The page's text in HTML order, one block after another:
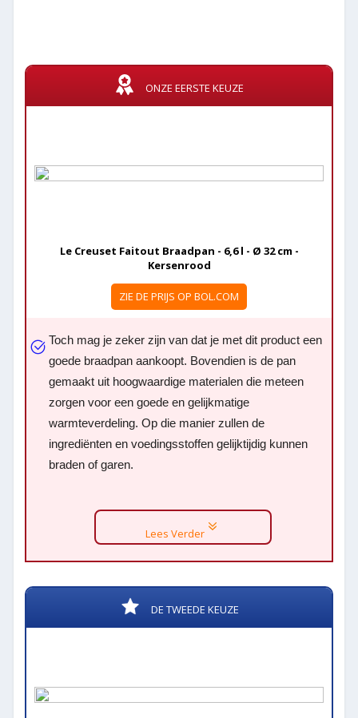
ONZE EERSTE KEUZE
Le Creuset Faitout Braadpan - 6,6 l - Ø 32 cm -
Kersenrood
ZIE DE PRIJS OP BOL.COM
Toch mag je zeker zijn van dat je met dit product een
goede braadpan aankoopt. Bovendien is de pan
gemaakt uit hoogwaardige materialen die meteen
zorgen voor een goede en gelijkmatige
warmteverdeling. Op die manier zullen de
ingrediënten en voedingsstoffen gelijktijdig kunnen
braden of garen.
Lees Verder
DE TWEEDE KEUZE